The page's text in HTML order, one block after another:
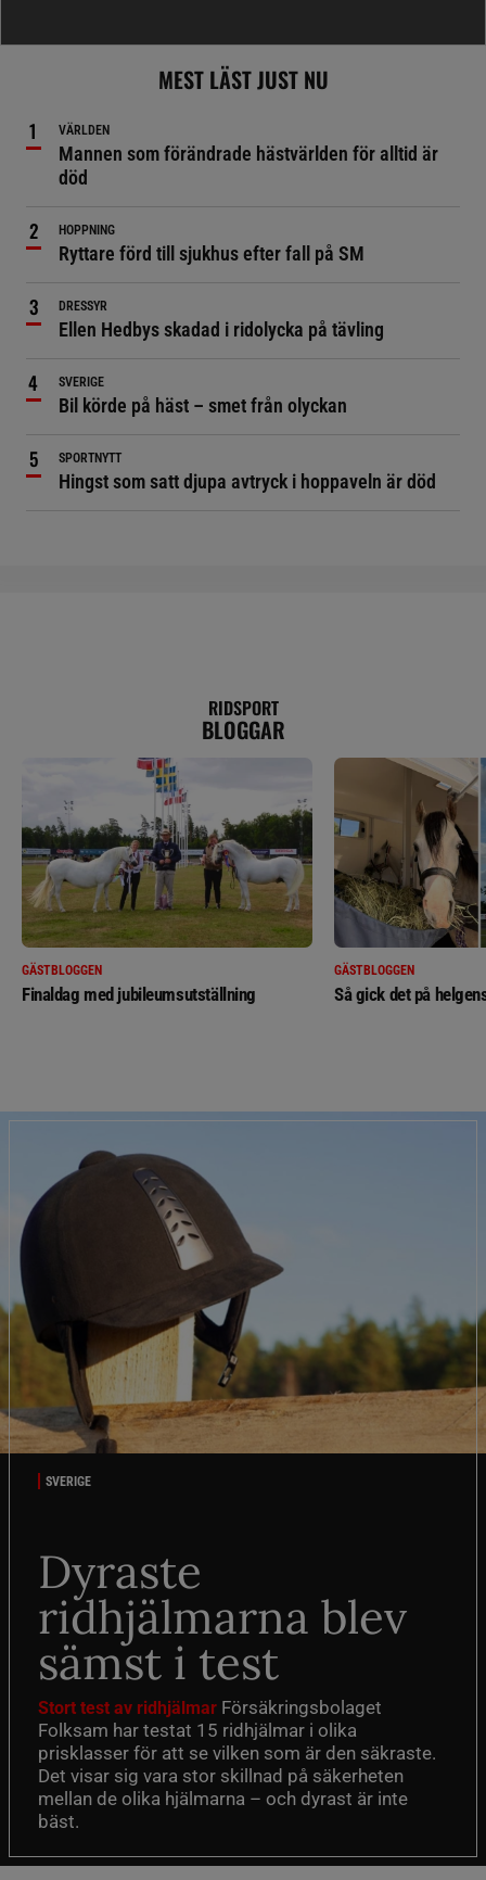
MEST LÄST JUST NU
VÄRLDEN
Mannen som förändrade hästvärlden för alltid är
död
HOPPNING
Ryttare förd till sjukhus efter fall på SM
DRESSYR
Ellen Hedbys skadad i ridolycka på tävling
SVERIGE
Bil körde på häst – smet från olyckan
SPORTNYTT
Hingst som satt djupa avtryck i hoppaveln är död
RIDSPORT
BLOGGAR
GÄSTBLOGGEN
Finaldag med jubileumsutställning
GÄSTBLOGGEN
Så gick det på
SVERIGE
Dyraste
ridhjälmarna blev
sämst i test
Stort test av ridhjälmar Försäkringsbolaget
Folksam har testat 15 ridhjälmar i olika
prisklasser för att se vilken som är den säkraste.
Det visar sig vara stor skillnad på säkerheten
mellan de olika hjälmarna – och dyrast är inte
bäst.